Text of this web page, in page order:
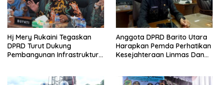
Hj Mery Rukaini Tegaskan
DPRD Turut Dukung
Pembangunan Infrastruktur
Anggota DPRD Barito Utara
Harapkan Pemda Perhatikan
Kesejahteraan Linmas Dan